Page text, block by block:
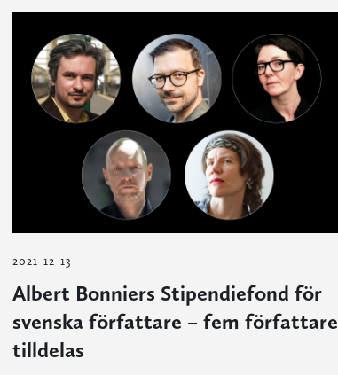
2021-12-13
Albert Bonniers Stipendiefond för
svenska författare – fem författare
tilldelas